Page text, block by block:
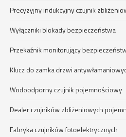
Precyzyjny indukcyjny czujnik
Wyłączniki blokady bezpieczeństwa
Przekaźnik monitorujący
Klucz do zamka drzwi
Wodoodporny czujnik pojemnościowy
Dealer czujników zbliżeniowych
Fabryka czujników fotoelektrycznych